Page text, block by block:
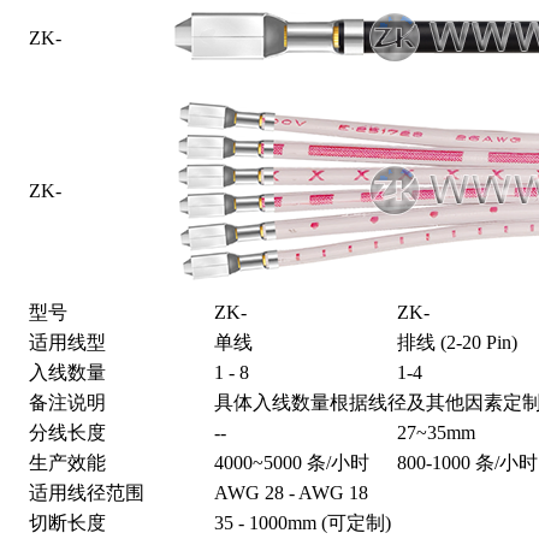
ZK-
ZK-
型号 ZK-
ZK-
适用线型
单线
排线 (2-20 Pin)
入线数量
1 - 8
1-4
备注说明
具体入线数量根据线径及其他因素定
分线长度
--
27~35mm
生产效能
4000~5000 条/小时
800-1000 条/小时
适用线径范围
AWG 28 - AWG 18
切断长度
35 - 1000mm (可定制)